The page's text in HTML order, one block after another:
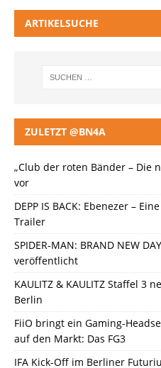
ARTIKELSUCHE
ZULETZT @BN4A
„Club der roten Bänder – Die
vor
DEPP IS BACK: Ebenezer –
Trailer
SPIDER-MAN: BRAND NEW
veröffentlicht
KAULITZ & KAULITZ Staffel 3
Berlin
FiiO bringt ein Gaming-
auf den Markt: Das FG3
IFA Kick-Off im Berliner